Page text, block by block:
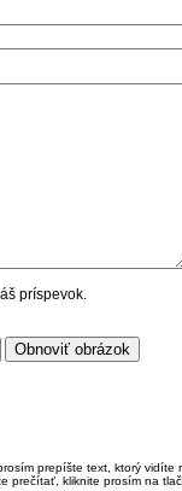
príspevok.
prepíšte text, ktorý vidíte
prečítať, kliknite prosím na